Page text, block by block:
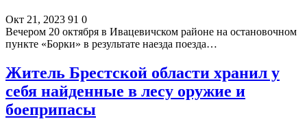
Окт 21, 2023 91 0
Вечером 20 октября в Ивацевичском районе на остановочном
пункте «Борки» в результате наезда поезда…
Житель Брестской области хранил у
себя найденные в лесу оружие и
боеприпасы